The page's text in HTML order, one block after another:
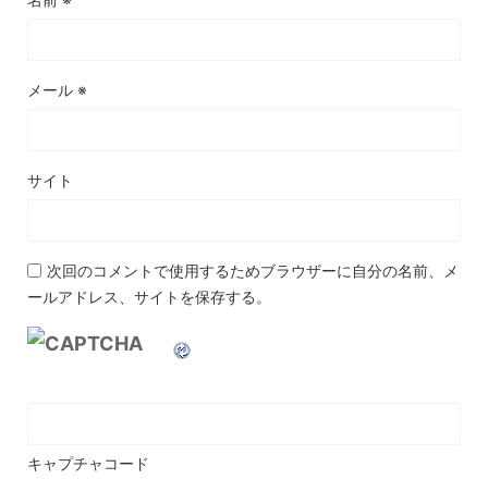
メール ※
サイト
次回のコメントで使用するためブラウザーに自分の名前、メ
ールアドレス、サイトを保存する。
キャプチャコード